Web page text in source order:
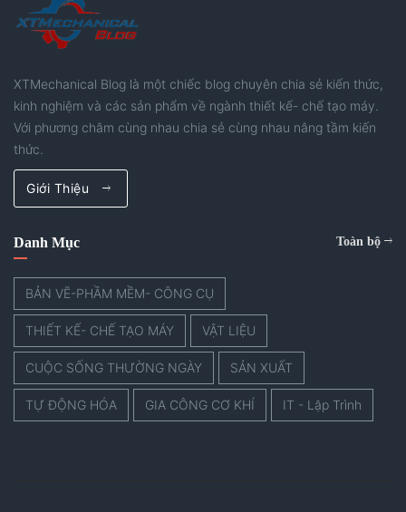
XTMechanical Blog là một chiếc blog chuyên chia sẻ kiến thức,
kinh nghiệm và các sản phẩm về ngành thiết kế- chế tạo máy.
Với phương châm cùng nhau chia sẻ cùng nhau nâng tầm kiến
thức.
Giới Thiệu
Danh Mục Toàn bộ
BẢN VẼ-PHẦM MỀM- CÔNG CỤ
THIẾT KẾ- CHẾ TẠO MÁY VẬT LIỆU
CUỘC SỐNG THƯỜNG NGÀY SẢN XUẤT
TỰ ĐỘNG HÓA GIA CÔNG CƠ KHÍ IT - Lập Trình